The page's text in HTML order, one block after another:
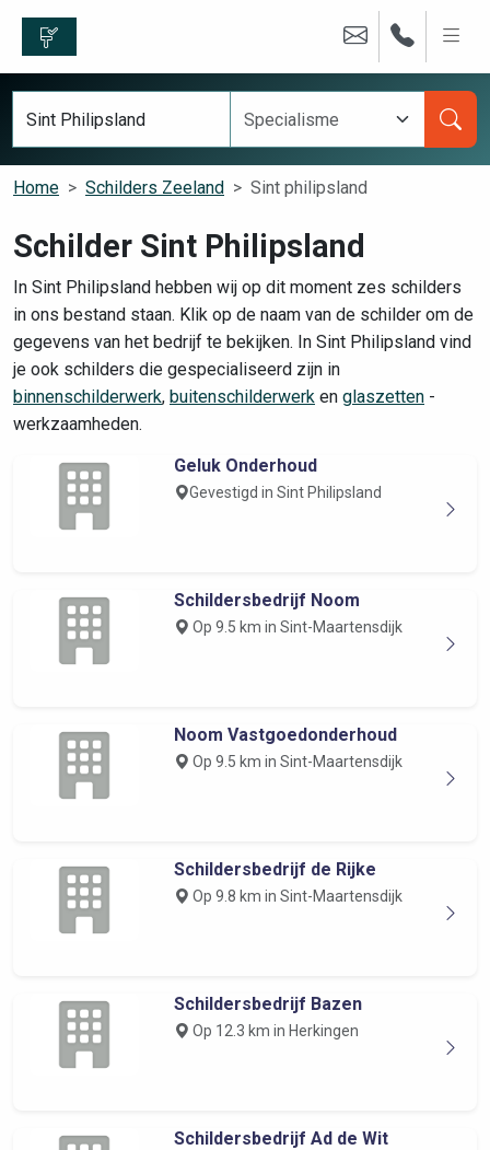
Home Schilders Zeeland Sint philipsland
Schilder Sint Philipsland
In Sint Philipsland hebben wij op dit moment zes schilders
in ons bestand staan. Klik op de naam van de schilder om de
gegevens van het bedrijf te bekijken. In Sint Philipsland vind
je ook schilders die gespecialiseerd zijn in
binnenschilderwerk, buitenschilderwerk en glaszetten -
werkzaamheden.
Geluk Onderhoud
Gevestigd in Sint Philipsland
Schildersbedrijf Noom
Op 9.5 km in Sint-Maartensdijk
Noom Vastgoedonderhoud
Op 9.5 km in Sint-Maartensdijk
Schildersbedrijf de Rijke
Op 9.8 km in Sint-Maartensdijk
Schildersbedrijf Bazen
Op 12.3 km in Herkingen
Schildersbedrijf Ad de Wit